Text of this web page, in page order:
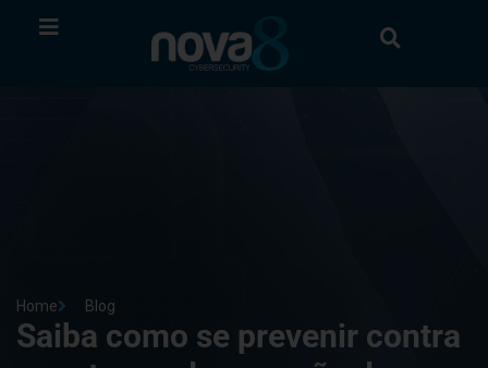
Home Blog
Saiba como se prevenir contra